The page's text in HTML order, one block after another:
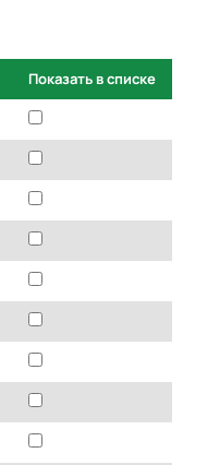
Показать в списке